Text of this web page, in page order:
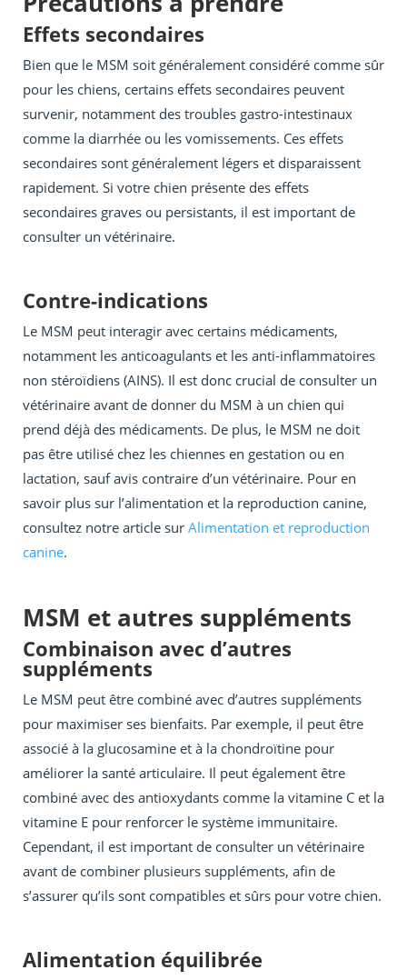
Effets secondaires
Bien que le MSM soit généralement considéré comme sûr
pour les chiens, certains effets secondaires peuvent
survenir, notamment des troubles gastro-intestinaux
comme la diarrhée ou les vomissements. Ces effets
secondaires sont généralement légers et disparaissent
rapidement. Si votre chien présente des effets
secondaires graves ou persistants, il est important de
consulter un vétérinaire.
Contre-indications
Le MSM peut interagir avec certains médicaments,
notamment les anticoagulants et les anti-inflammatoires
non stéroïdiens (AINS). Il est donc crucial de consulter un
vétérinaire avant de donner du MSM à un chien qui
prend déjà des médicaments. De plus, le MSM ne doit
pas être utilisé chez les chiennes en gestation ou en
lactation, sauf avis contraire d’un vétérinaire. Pour en
savoir plus sur l’alimentation et la reproduction canine,
consultez notre article sur Alimentation et reproduction
canine.
MSM et autres suppléments
Combinaison avec d’autres
suppléments
Le MSM peut être combiné avec d’autres suppléments
pour maximiser ses bienfaits. Par exemple, il peut être
associé à la glucosamine et à la chondroïtine pour
améliorer la santé articulaire. Il peut également être
combiné avec des antioxydants comme la vitamine C et la
vitamine E pour renforcer le système immunitaire.
Cependant, il est important de consulter un vétérinaire
avant de combiner plusieurs suppléments, afin de
s’assurer qu’ils sont compatibles et sûrs pour votre chien.
Alimentation équilibrée